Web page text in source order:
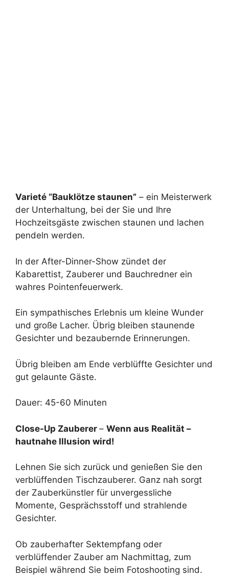
Varieté “Bauklötze staunen” – ein Meisterwerk
der Unterhaltung, bei der Sie und Ihre
Hochzeitsgäste zwischen staunen und lachen
pendeln werden.
In der After-Dinner-Show zündet der
Kabarettist, Zauberer und Bauchredner ein
wahres Pointenfeuerwerk.
Ein sympathisches Erlebnis um kleine Wunder
und große Lacher. Übrig bleiben staunende
Gesichter und bezaubernde Erinnerungen.
Übrig bleiben am Ende verblüffte Gesichter und
gut gelaunte Gäste.
Dauer: 45-60 Minuten
Close-Up Zauberer – Wenn aus Realität –
hautnahe Illusion wird!
Lehnen Sie sich zurück und genießen Sie den
verblüffenden Tischzauberer. Ganz nah sorgt
der Zauberkünstler für unvergessliche
Momente, Gesprächsstoff und strahlende
Gesichter.
Ob zauberhafter Sektempfang oder
verblüffender Zauber am Nachmittag, zum
Beispiel während Sie beim Fotoshooting sind.